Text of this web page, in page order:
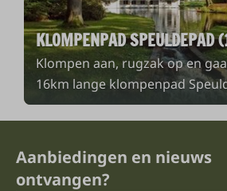
KLOMPENPAD SPEULDEPAD
Klompen aan, rugzak op en
16km lange klompenpad
Aanbiedingen en nieuws
ontvangen?